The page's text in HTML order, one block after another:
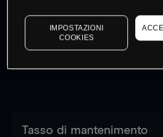
dati di mercato
to see
Tasso di mantenimento
IMPOSTAZIONI
COOKIES